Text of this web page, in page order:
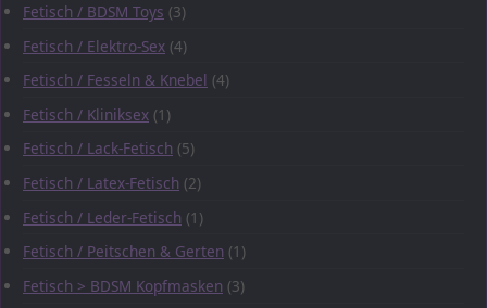
Fetisch / BDSM Toys (3)
Fetisch / Elektro-Sex (4)
Fetisch / Fesseln & Knebel (4)
Fetisch / Kliniksex (1)
Fetisch / Lack-Fetisch (5)
Fetisch / Latex-Fetisch (2)
Fetisch / Leder-Fetisch (1)
Fetisch / Peitschen & Gerten (1)
Fetisch > BDSM Kopfmasken (3)